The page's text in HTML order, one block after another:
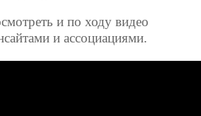
и по ходу видео
и ассоциациями.